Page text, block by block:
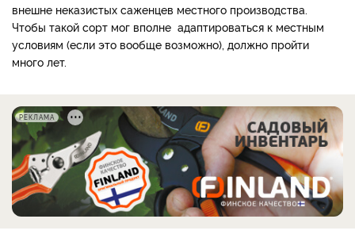
внешне неказистых саженцев местного производства.
Чтобы такой сорт мог вполне адаптироваться к местным
условиям (если это вообще возможно), должно пройти
много лет.
РЕКЛАМА